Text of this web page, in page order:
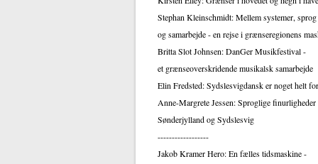
Stephan Kleinschmidt: Mellem systemer, sprog
og samarbejde - en rejse i grænseregionens
Britta Slot Johnsen: DanGer Musikfestival -
et grænseoverskridende musikalsk samarbejde
Elin Fredsted: Sydslesvigdansk er noget helt
Anne-Margrete Jessen: Sproglige finurligheder
Sønderjylland og Sydslesvig
------------------
Jakob Kramer Hero: En fælles tidsmaskine -